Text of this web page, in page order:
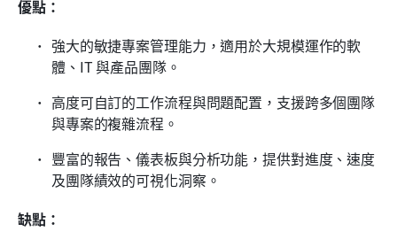
優點：
強大的敏捷專案管理能力，適用於大規模運作的軟
體、IT 與產品團隊。
高度可自訂的工作流程與問題配置，支援跨多個團隊
與專案的複雜流程。
豐富的報告、儀表板與分析功能，提供對進度、速度
及團隊績效的可視化洞察。
缺點：